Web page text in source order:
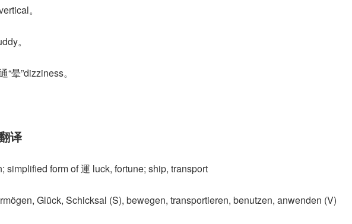
。
。
“晕”dizziness。
译
simplified form of 運 luck, fortune; ship, transport
Glück, Schicksal (S)​, bewegen, transportieren, benutzen, anwenden (V)